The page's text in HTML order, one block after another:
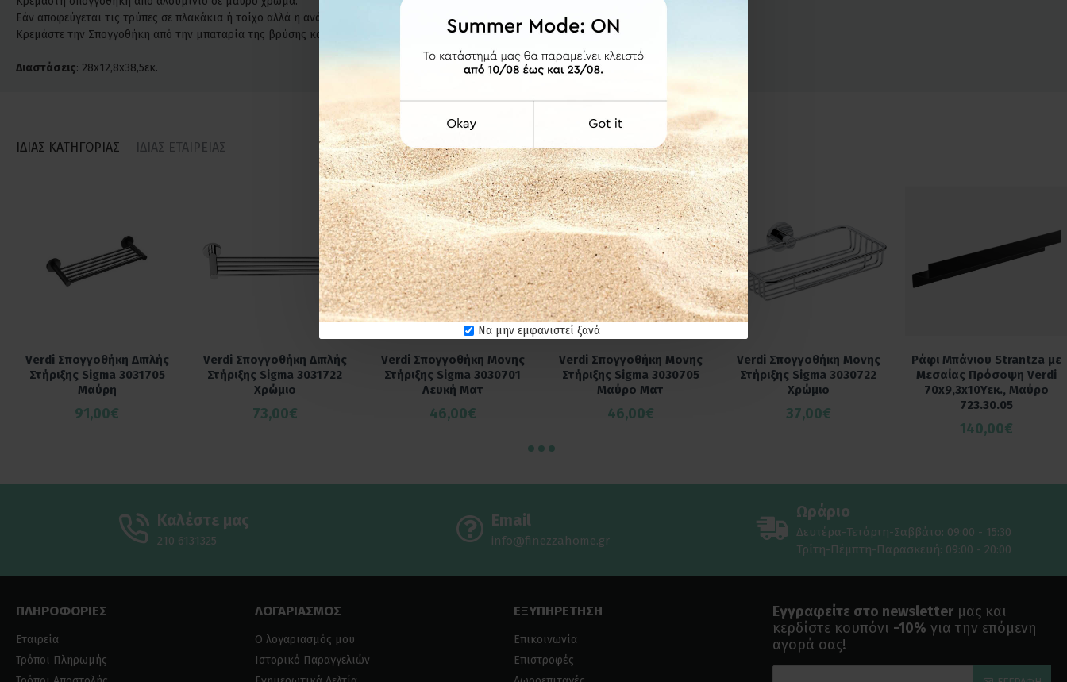
Να μην εμφανιστεί ξανά
Εάν αποφεύγεται τις τρύπες σε πλακάκια ή τοίχο αλλά η ανάγκη για οργάνωση παραμένει, η εταιρεία Tatay σας έχει την λύση.
Κρεμάστε την Σπογγοθήκη από την μπαταρία της βρύσης και τοποθετήστε σφουγγάρια και μπουκάλια κρατώντας το μπάνιο σας πάντα σε τάξη!
Διαστάσεις: 28x12,8x38,5εκ.
ΙΔΙΑΣ ΚΑΤΗΓΟΡΙΑΣ ΙΔΙΑΣ ΕΤΑΙΡΕΙΑΣ
Verdi Σπογγοθήκη Διπλής
Στήριξης Sigma 3031705
Μαύρη
91,00€
Verdi Σπογγοθήκη Διπλής
Στήριξης Sigma 3031722
Χρώμιο
73,00€
Verdi Σπογγοθήκη Μονης
Στήριξης Sigma 3030701
Λευκή Ματ
46,00€
Verdi Σπογγοθήκη Μονης
Στήριξης Sigma 3030705
Μαύρο Ματ
46,00€
Verdi Σπογγοθήκη Μονης
Στήριξης Sigma 3030722
Χρώμιο
37,00€
Ράφι Μπάνιου Strantza με
Μεσαίας Πρόσοψη Verdi
70x9,3x10Υεκ., Μαύρο
723.30.05
140,00€
Καλέστε μας
210 6131325
Email
info@finezzahome.gr
Ωράριο
Δευτέρα-Τετάρτη-Σαββάτο: 09:00 - 15:30
Τρίτη-Πέμπτη-Παρασκευή: 09:00 - 20:00
ΠΛΗΡΟΦΟΡΙΕΣ
Εταιρεία
Τρόποι Πληρωμής
ΛΟΓΑΡΙΑΣΜΟΣ
Ο λογαριασμός μου
Ιστορικό Παραγγελιών
ΕΞΥΠΗΡΕΤΗΣΗ
Επικοινωνία
Επιστροφές
Εγγραφείτε στο newsletterμας και
κερδίστε κουπόνι -10% για την επόμενη
αγορά σας!